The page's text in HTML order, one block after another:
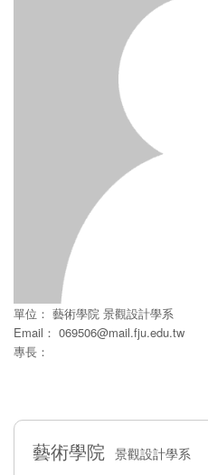
單位： 藝術學院 景觀設計學系
Email： 069506@mail.fju.edu.tw
專長：
藝術學院 景觀設計學系